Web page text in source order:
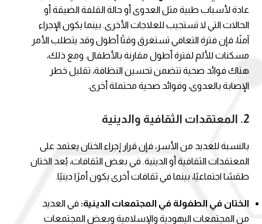
عادة لأسباب طبية مثل العدوى أو حالة القلفة الضيقة أو
الحالات التي لا تستجيب للعلاجات الأخرى. بينما يكون الإجراء
آمنًا، فإن فترة التعافي تستغرق وقتًا أطول وقد يتطلب الأمر
مسكنات للألم لفترة أطول مقارنة بالأطفال. ومع ذلك،
هناك فوائد صحية تتضمن تحسين النظافة، تقليل خطر
الإصابة بالعدوى، وفوائد صحية محتملة أخرى.
2. المعتقدات الثقافية والدينية
بالنسبة للعديد من الأسر، فإن قرار إجراء الختان يعتمد على
المعتقدات الثقافية أو الدينية. في بعض الثقافات، يُعد الختان
طقسًا اجتماعيًا، بينما في ثقافات أخرى يكون أمرًا دينيًا.
الختان في الطفولة في المجتمعات الدينية: في العديد
من المجتمعات اليهودية والإسلامية وبعض المجتمعات